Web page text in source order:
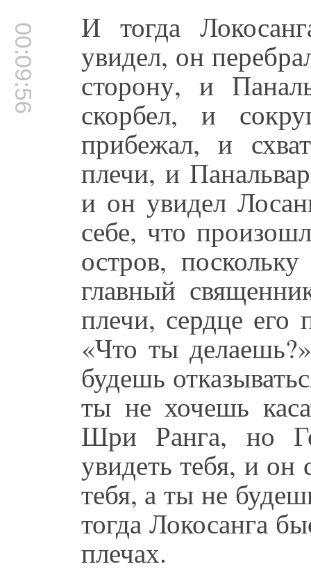
00:09:56 И тогда
увидел, он
сторону, и
скорбел, и
прибежал, и
плечи, и
и он увидел
себе, что
остров,
главный
плечи, сердце его
«Что ты
будешь
ты не хочешь
Шри Ранга, но
увидеть тебя, и он
тебя, а ты не
тогда Локосанга
плечах.